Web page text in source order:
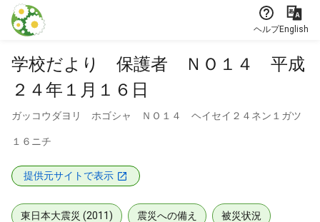
本文に飛ぶ
ヘルプEnglish
学校だより 保護者 ＮＯ１４ 平成
２４年１月１６日
ガッコウダヨリ ホゴシャ ＮＯ１４ ヘイセイ２４ネン１ガツ
１６ニチ
提供元サイトで表示
東日本大震災 (2011) 震災への備え 被災状況